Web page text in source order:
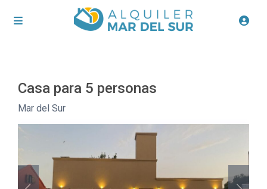
Casa para 5 personas
Mar del Sur